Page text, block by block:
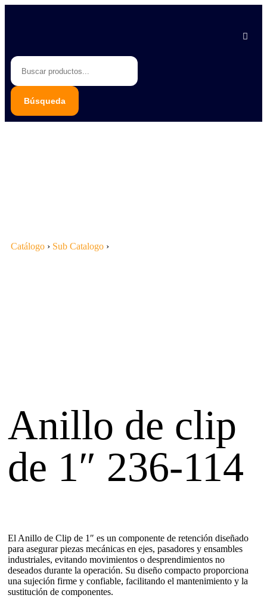
Catálogo › Sub Catalogo ›
Anillo de clip
de 1″ 236-114
El Anillo de Clip de 1″ es un componente de retención diseñado
para asegurar piezas mecánicas en ejes, pasadores y ensambles
industriales, evitando movimientos o desprendimientos no
deseados durante la operación. Su diseño compacto proporciona
una sujeción firme y confiable, facilitando el mantenimiento y la
sustitución de componentes.